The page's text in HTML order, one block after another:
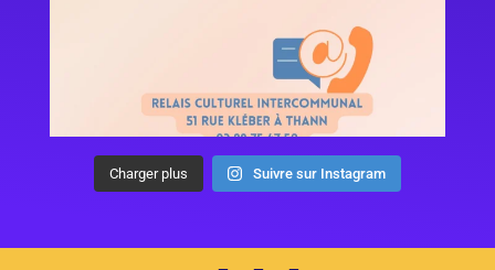
Charger plus Suivre sur Instagram